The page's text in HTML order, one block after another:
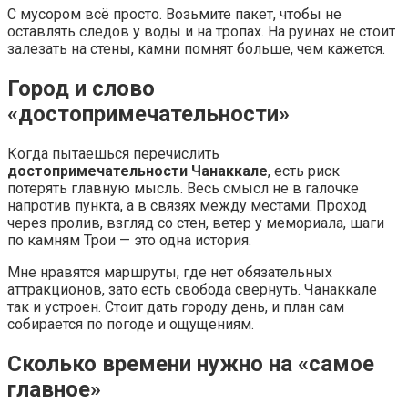
С мусором всё просто. Возьмите пакет, чтобы не
оставлять следов у воды и на тропах. На руинах не стоит
залезать на стены, камни помнят больше, чем кажется.
Город и слово
«достопримечательности»
Когда пытаешься перечислить
достопримечательности Чанаккале, есть риск
потерять главную мысль. Весь смысл не в галочке
напротив пункта, а в связях между местами. Проход
через пролив, взгляд со стен, ветер у мемориала, шаги
по камням Трои — это одна история.
Мне нравятся маршруты, где нет обязательных
аттракционов, зато есть свобода свернуть. Чанаккале
так и устроен. Стоит дать городу день, и план сам
собирается по погоде и ощущениям.
Сколько времени нужно на «самое
главное»